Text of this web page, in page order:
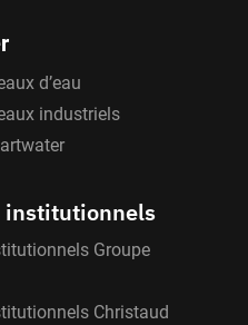
d’eau
industriels
institutionnels
Groupe
Christaud